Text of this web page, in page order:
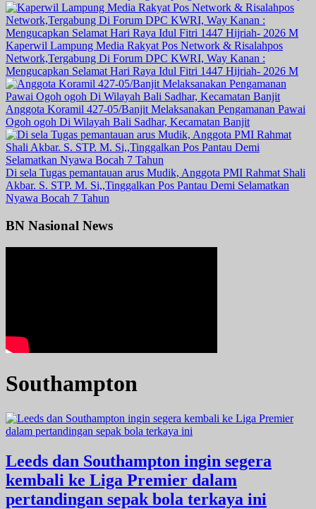
Kaperwil Lampung Media Rakyat Pos Network & Risalahpos
Network,Tergabung Di Forum DPC KWRI, Way Kanan :
Mengucapkan Selamat Hari Raya Idul Fitri 1447 Hijriah- 2026 M
Anggota Koramil 427-05/Banjit Melaksanakan Pengamanan Pawai
Ogoh ogoh Di Wilayah Bali Sadhar, Kecamatan Banjit
Di sela Tugas pemantauan arus Mudik, Anggota PMI Rahmat Shali
Akbar. S. STP. M. Si,,Tinggalkan Pos Pantau Demi Selamatkan
Nyawa Bocah 7 Tahun
BN Nasional News
Southampton
Leeds dan Southampton ingin segera
kembali ke Liga Premier dalam
pertandingan sepak bola terkaya ini